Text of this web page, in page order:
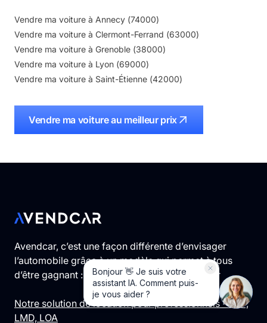
Vendre ma voiture à Annecy (74000)
Vendre ma voiture à Clermont-Ferrand (63000)
Vendre ma voiture à Grenoble (38000)
Vendre ma voiture à Lyon (69000)
Vendre ma voiture à Saint-Étienne (42000)
Vendre ma voiture au meilleur prix
Avendcar, c’est une façon différente d’envisager
l’automobile grâce à un modèle qui permet à tous
d’être gagnant : vendeur, acheteur et conseiller
Notre solution de location pour professionnels - LLD,
LMD, LOA